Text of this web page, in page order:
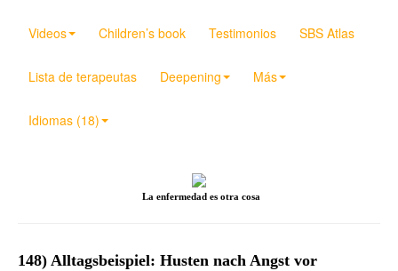
Videos Children’s book Testimonios SBS Atlas
Lista de terapeutas Deepening Más
Idiomas (18)
La enfermedad es otra cosa
148) Alltagsbeispiel: Husten nach Angst vor